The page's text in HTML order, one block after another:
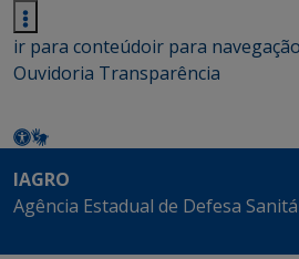
ir para conteúdoir para navegação
Ouvidoria Transparência
IAGRO
Agência Estadual de Defesa